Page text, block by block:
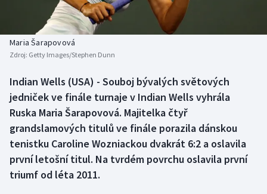
Baseball a softbal
Basketbal
Biatlon
Boby a skeleton
Box
Curling
Dostihy
Historické návraty
Aplikace ČT sport
AZ kvíz
Maria Šarapovová
Zdroj: Getty Images/Stephen Dunn
Indian Wells (USA) - Souboj bývalých světových
jedniček ve finále turnaje v Indian Wells vyhrála
Ruska Maria Šarapovová. Majitelka čtyř
grandslamových titulů ve finále porazila dánskou
tenistku Caroline Wozniackou dvakrát 6:2 a oslavila
první letošní titul. Na tvrdém povrchu oslavila první
triumf od léta 2011.